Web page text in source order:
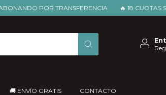
POR TRANSFERENCIA 🔥 18 CUOTAS SIN
🚚 ENVÍO GRATIS CONTACTO